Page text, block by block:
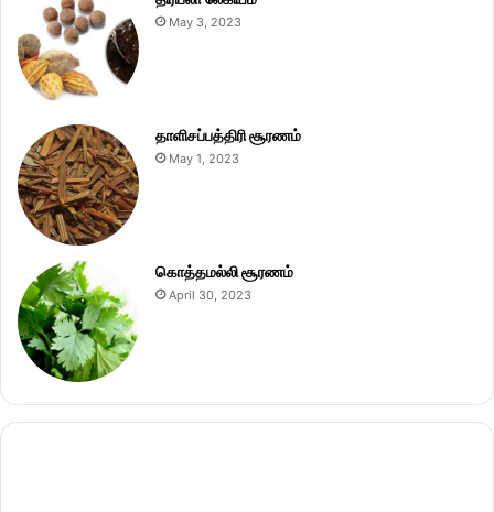
May 3, 2023
தாளிசப்பத்திரி சூரணம்
May 1, 2023
கொத்தமல்லி சூரணம்
April 30, 2023